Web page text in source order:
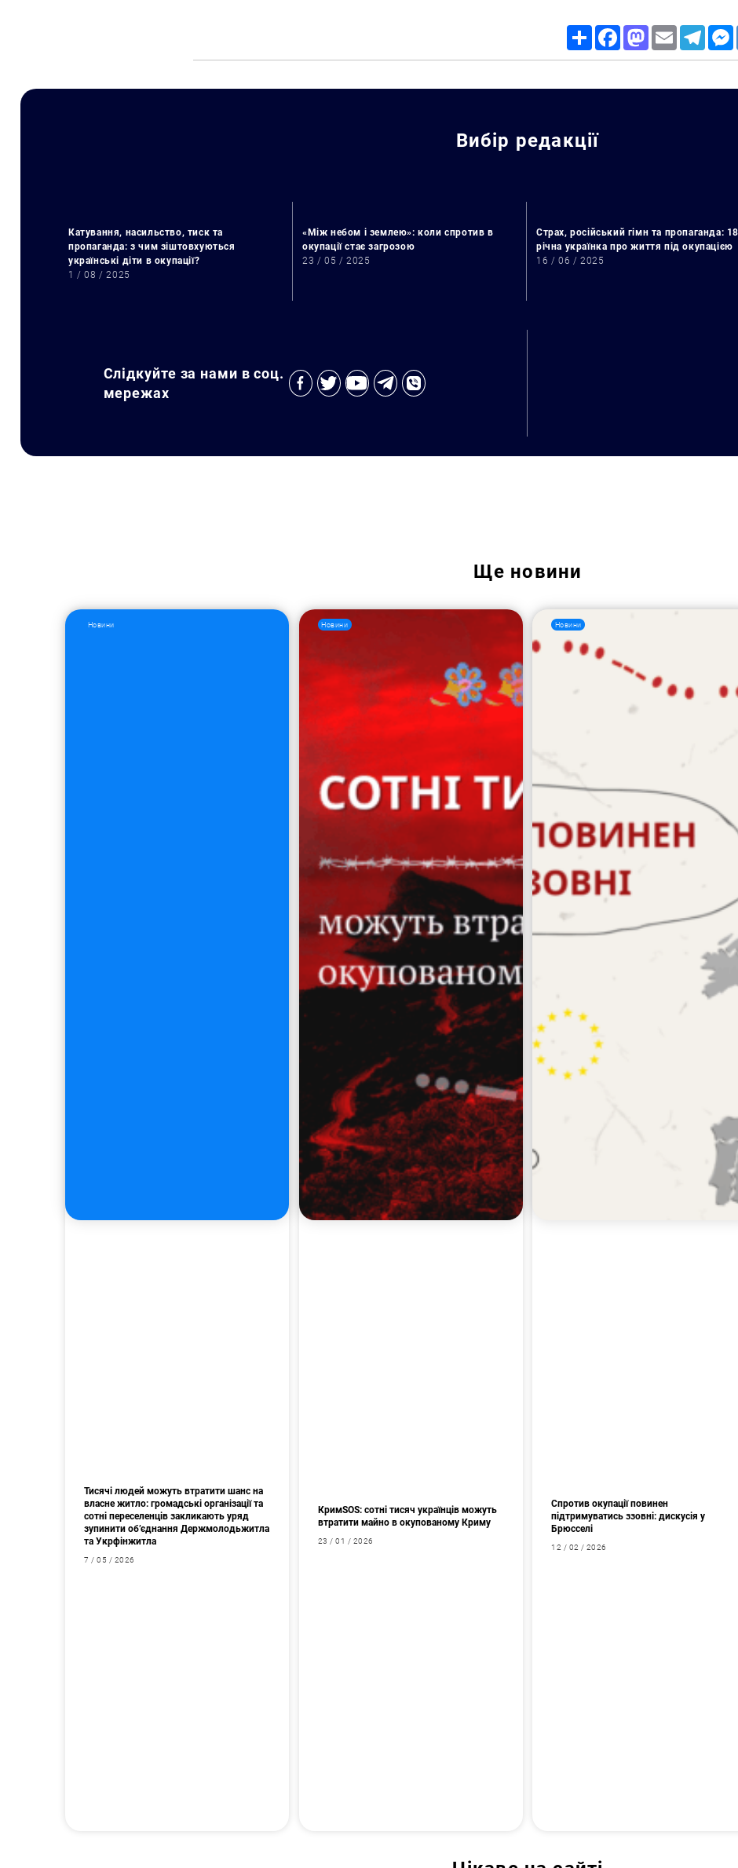
Share FacebookMastodon
Email
Вибір редакції
Катування, насильство, тиск та
пропаганда: з чим зіштовхуються
українські діти в окупації?
1 / 08 / 2025
«Між небом і землею»: коли спротив в
окупації стає загрозою
23 / 05 / 2025
Страх, російський гімн та пропаганда:
річна українка про життя під окупацією
16 / 06 / 2025
Слідкуйте за нами в соц.
мережах
Ще новини
Новини
Тисячі людей можуть втратити шанс на
власне житло: громадські організації та
сотні переселенців закликають уряд
зупинити об’єднання Держмолодьжитла
та Укрфінжитла
7 / 05 / 2026
Новини
КримSOS: сотні тисяч українців можуть
втратити майно в окупованому Криму
23 / 01 / 2026
Новини
Спротив окупації повинен
підтримуватись ззовні: дискусія у
Брюсселі
12 / 02 / 2026